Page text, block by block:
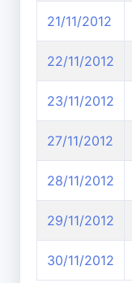
21/11/2012
22/11/2012
23/11/2012
27/11/2012
28/11/2012
29/11/2012
30/11/2012